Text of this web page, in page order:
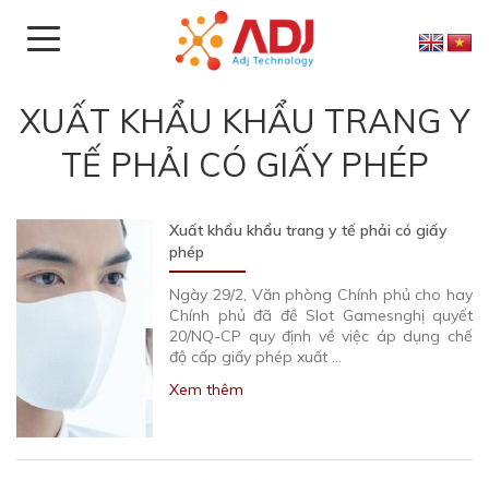
XUẤT KHẨU KHẨU TRANG Y
TẾ PHẢI CÓ GIẤY PHÉP
Xuất khẩu khẩu trang y tế phải có giấy
phép
Ngày 29/2, Văn phòng Chính phủ cho hay
Chính phủ đã đề Slot Gamesnghị quyết
20/NQ-CP quy định về việc áp dụng chế
độ cấp giấy phép xuất …
Xem thêm